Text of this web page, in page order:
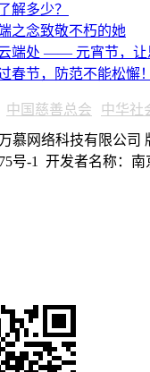
解多少？
之念致敬不朽的她
端处 —— 元宵节，让
春节，防范不能松懈！
中国慈善总会 中华社
慕网络科技有限公司
号-1
开发者名称：